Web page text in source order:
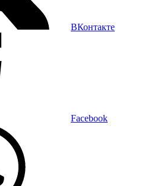
ВКонтакте
Facebook